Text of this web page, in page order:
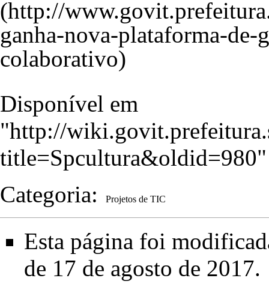
Disponível em
"http://
title=Spcultura&oldid=980"
Categoria: Projetos de TIC
Esta página foi
de 17 de agosto de 2017.